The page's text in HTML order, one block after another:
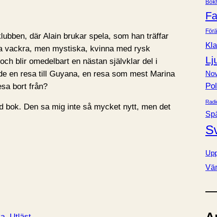
där Alain brukar spela, som han träffar
vackra, men mystiska, kvinna med rysk
blir omedelbart en nästan självklar del i
en resa till Guyana, en resa som mest Marina
bort från?
bok. Den sa mig inte så mycket nytt, men det
e
r